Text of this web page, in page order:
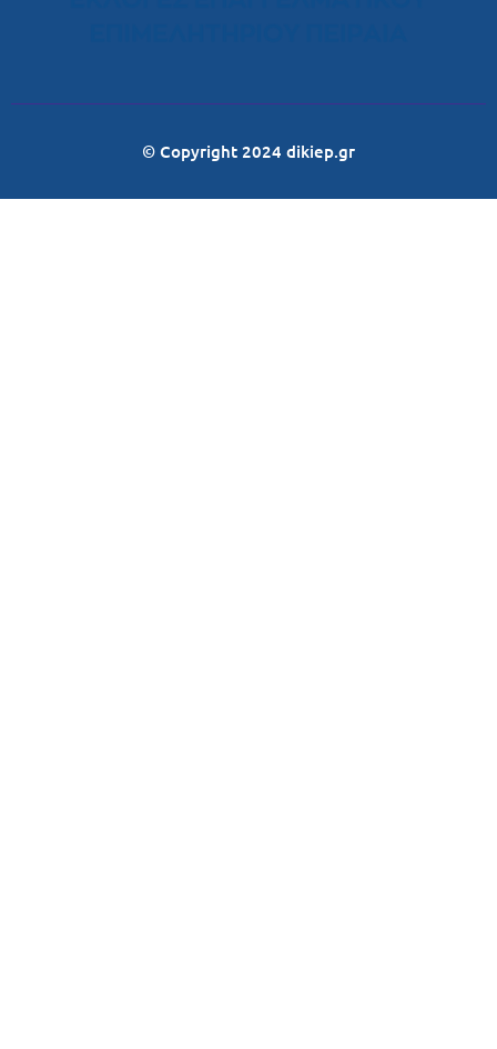
© Copyright 2024 dikiep.gr